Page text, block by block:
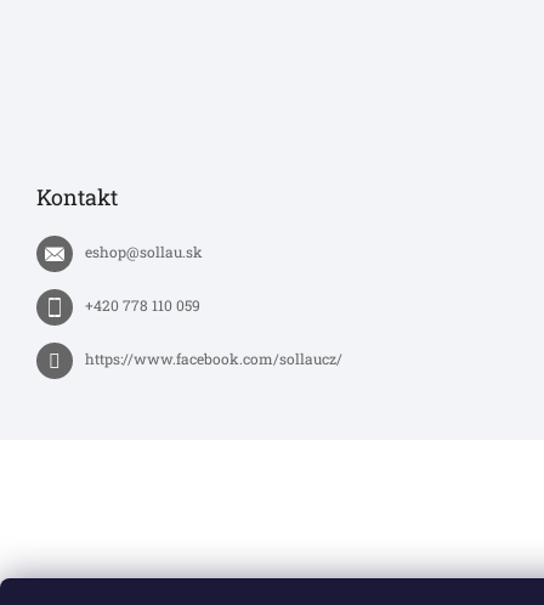
Kontakt
eshop@sollau.sk
+420 778 110 059
https://www.facebook.com/sollaucz/